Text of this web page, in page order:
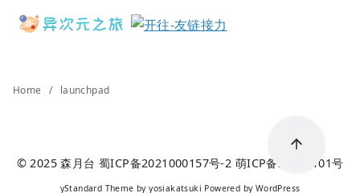
Home launchpad
© 2025森月台 蜀ICP备2021000157号-2 萌ICP备20241101号
yStandard Theme byyosiakatsuki Powered by WordPress